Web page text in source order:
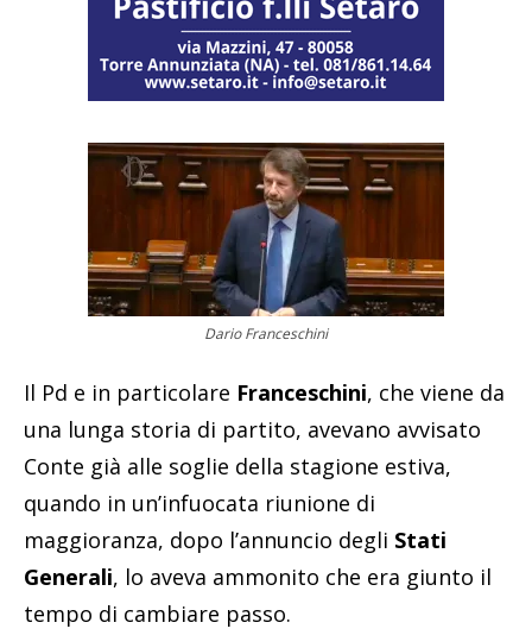
Dario Franceschini
Il Pd e in particolare Franceschini, che viene da
una lunga storia di partito, avevano avvisato
Conte già alle soglie della stagione estiva,
quando in un’infuocata riunione di
maggioranza, dopo l’annuncio degli Stati
Generali, lo aveva ammonito che era giunto il
tempo di cambiare passo.